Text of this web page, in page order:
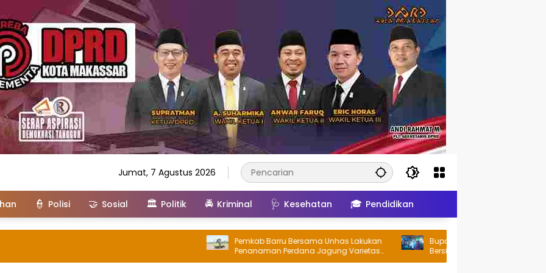
Jumat, 7 Agustus 2026
👮 Polisi 🤝 Sosial 🏛️ Politik 🚔 Kriminal 🩺 Kesehatan 🎓 Pendidikan
Pemkab Barru Bersama Unhas Lakukan
Penanaman Perdana Jagung Varietas
JJUH
Bupati dan Wakil Bupati Barru Tinjau
Bersih-Bersih di Kawasan TPI